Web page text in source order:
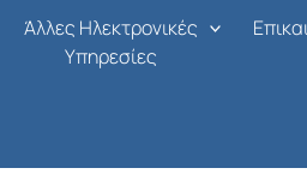
Άλλες Ηλεκτρονικές
Υπηρεσίες